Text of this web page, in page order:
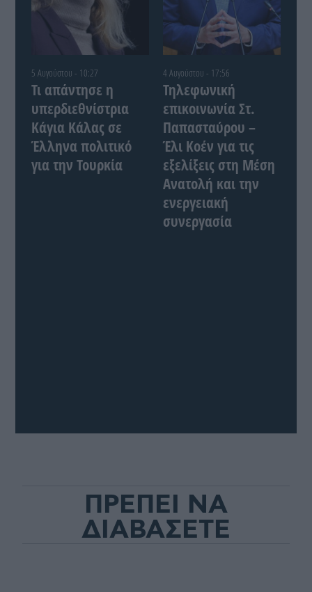
5 Αυγούστου - 10:27
Τι απάντησε η
υπερδιεθνίστρια
Κάγια Κάλας σε
Έλληνα πολιτικό
για την Τουρκία
4 Αυγούστου - 17:56
Τηλεφωνική
επικοινωνία Στ.
Παπασταύρου –
Έλι Κοέν για τις
εξελίξεις στη Μέση
Ανατολή και την
ενεργειακή
συνεργασία
ΠΡΕΠΕΙ ΝΑ
ΔΙΑΒΑΣΕΤΕ